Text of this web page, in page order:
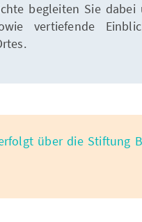
begleiten Sie
vertiefende
über die Stiftung